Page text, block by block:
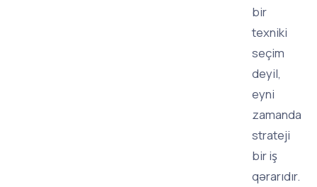
bir
texniki
seçim
deyil,
eyni
zamanda
strateji
bir iş
qərarıdır.